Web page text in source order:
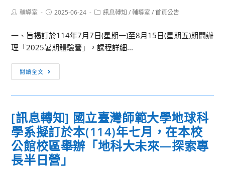
隆
級
中
學
年
第
一
學
期
Post輔導室
Post2025-06-24
Post訊息轉知 / 輔導室 / 首頁公告
一、旨揭訂於114年7月7日(星期一)至8月15日(星期五)期間辦
理「2025暑期體驗營」，課程詳細...
閱讀全文
息
轉
國
立
臺
灣
藝
[訊息轉知] 國立臺灣師範大學地球科
學系擬訂於本(114)年七月，在本校
公館校區舉辦「地科大未來—探索專
長半日營」